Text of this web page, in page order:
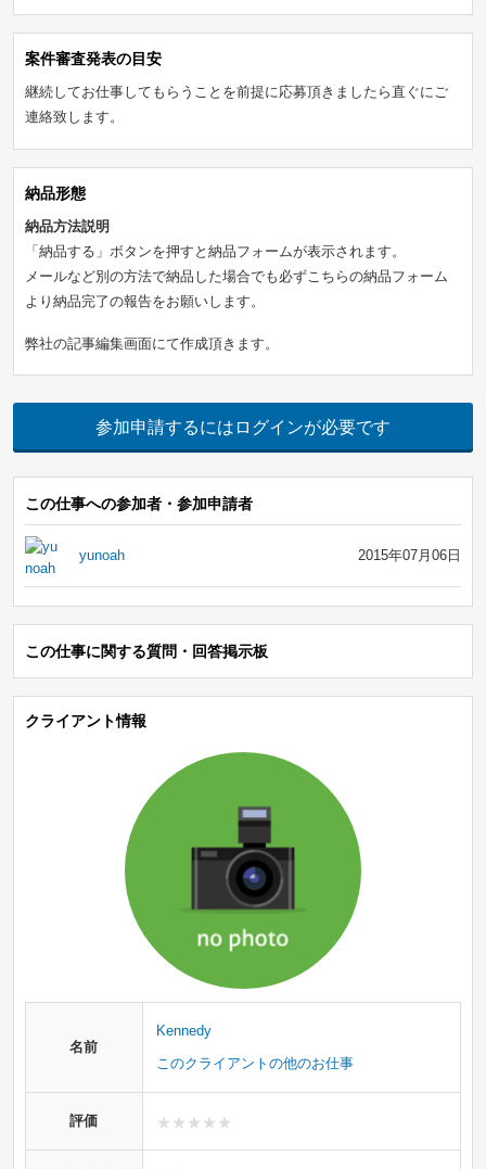
案件審査発表の目安
継続してお仕事してもらうことを前提に応募頂きましたら直ぐにご
連絡致します。
納品形態
納品方法説明
「納品する」ボタンを押すと納品フォームが表示されます。
メールなど別の方法で納品した場合でも必ずこちらの納品フォーム
より納品完了の報告をお願いします。
弊社の記事編集画面にて作成頂きます。
参加申請するにはログインが必要です
この仕事への参加者・参加申請者
yunoah 2015年07月06日
この仕事に関する質問・回答掲示板
クライアント情報
名前
Kennedy
このクライアントの他のお仕事
評価